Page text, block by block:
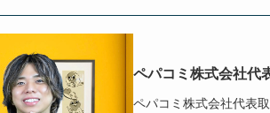
ペパコミ株式会社代
ペパコミ株式会社代表